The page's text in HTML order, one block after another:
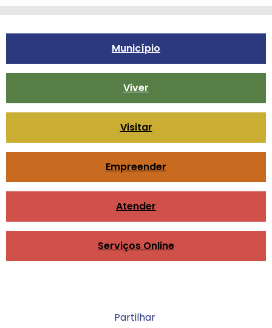
Município
Viver
Visitar
Empreender
Atender
Serviços Online
Partilhar